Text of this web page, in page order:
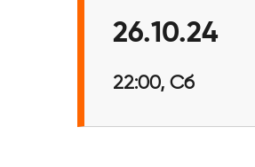
26.10.24
22:00, Сб